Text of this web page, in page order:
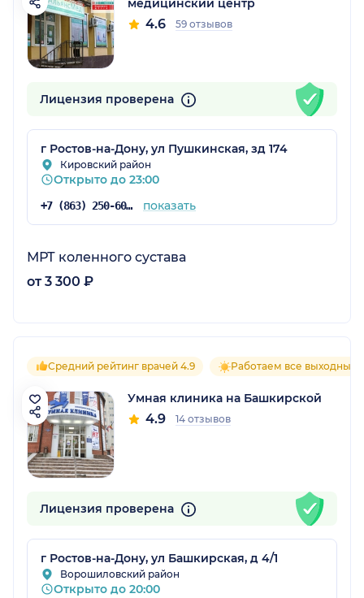
медицинский центр
4.6 59 отзывов
Лицензия проверена
г Ростов-на-Дону, ул Пушкинская, зд 174
Кировский район
Открыто до 23:00
+7 (863) 250-60-60 показать
МРТ коленного сустава
от 3 300 ₽
Средний рейтинг врачей 4.9 Работаем все выходные
Умная клиника на Башкирской
4.9 14 отзывов
Лицензия проверена
г Ростов-на-Дону, ул Башкирская, д 4/1
Ворошиловский район
Открыто до 20:00